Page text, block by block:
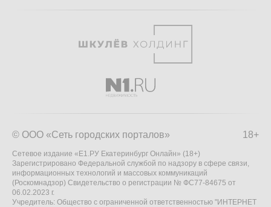
18+
© ООО «Сеть городских порталов»
Сетевое издание «Е1.РУ Екатеринбург Онлайн» (18+)
Зарегистрировано Федеральной службой по надзору в сфере связи,
информационных технологий и массовых коммуникаций
(Роскомнадзор) Свидетельство о регистрации № ФС77-84675 от
06.02.2023 г.
Учредитель: Общество с ограниченной ответственностью "ИНТЕРНЕТ